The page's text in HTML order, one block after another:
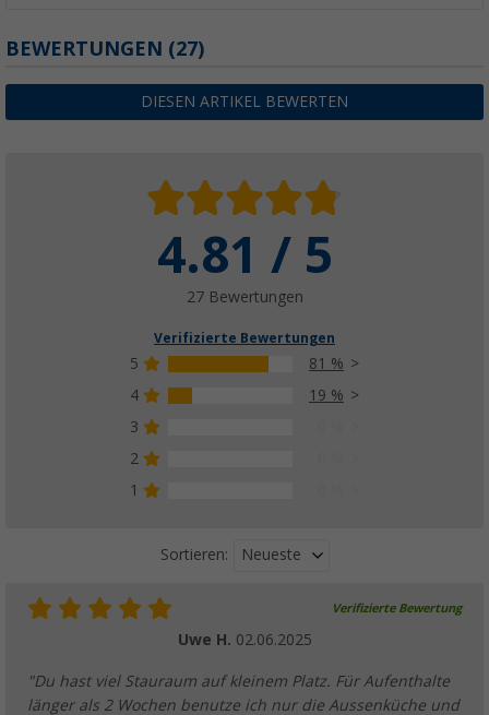
BEWERTUNGEN (27)
DIESEN ARTIKEL BEWERTEN
4.81 / 5
27 Bewertungen
Verifizierte Bewertungen
5
81 %
4
19 %
3
2
1
Sortieren: Neueste
Verifizierte Bewertung
Uwe H. 02.06.2025
"Du hast viel Stauraum auf kleinem Platz. Für Aufenthalte
länger als 2 Wochen benutze ich nur die Aussenküche und